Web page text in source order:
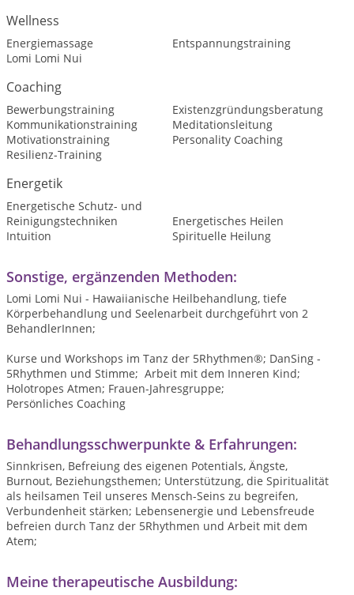
Wellness
Energiemassage
Entspannungstraining
Lomi Lomi Nui
Coaching
Bewerbungstraining
Existenzgründungsberatung
Kommunikationstraining
Meditationsleitung
Motivationstraining
Personality Coaching
Resilienz-Training
Energetik
Energetische Schutz- und
Reinigungstechniken
Energetisches Heilen
Intuition
Spirituelle Heilung
Sonstige, ergänzenden Methoden:
Lomi Lomi Nui - Hawaiianische Heilbehandlung, tiefe
Körperbehandlung und Seelenarbeit durchgeführt von 2
BehandlerInnen;
Kurse und Workshops im Tanz der 5Rhythmen®; DanSing -
5Rhythmen und Stimme; Arbeit mit dem Inneren Kind;
Holotropes Atmen; Frauen-Jahresgruppe;
Persönliches Coaching
Behandlungsschwerpunkte & Erfahrungen:
Sinnkrisen, Befreiung des eigenen Potentials, Ängste,
Burnout, Beziehungsthemen; Unterstützung, die Spiritualität
als heilsamen Teil unseres Mensch-Seins zu begreifen,
Verbundenheit stärken; Lebensenergie und Lebensfreude
befreien durch Tanz der 5Rhythmen und Arbeit mit dem
Atem;
Meine therapeutische Ausbildung: